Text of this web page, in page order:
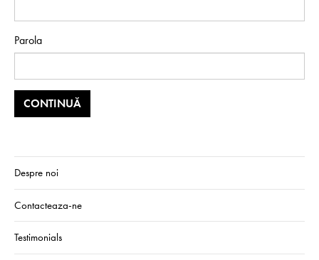
Parola
Despre noi
Contacteaza-ne
Testimonials